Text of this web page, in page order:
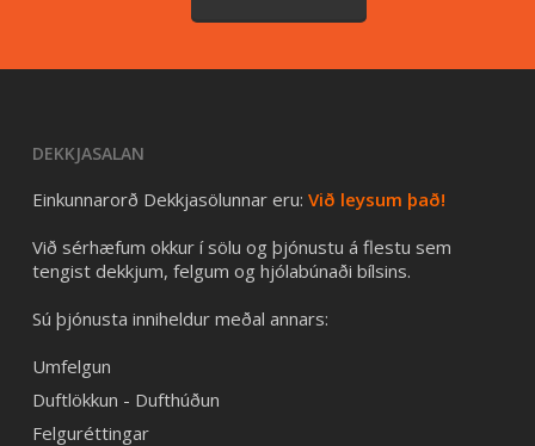
DEKKJASALAN
Einkunnarorð Dekkjasölunnar eru: Við leysum það!
Við sérhæfum okkur í sölu og þjónustu á flestu sem
tengist dekkjum, felgum og hjólabúnaði bílsins.
Sú þjónusta inniheldur meðal annars:
Umfelgun
Duftlökkun - Dufthúðun
Felguréttingar